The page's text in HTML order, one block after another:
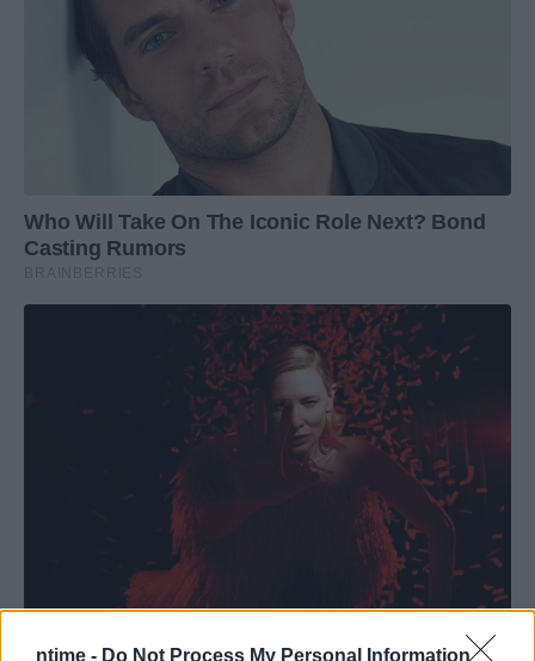
ntime - Do Not Process My Personal Information